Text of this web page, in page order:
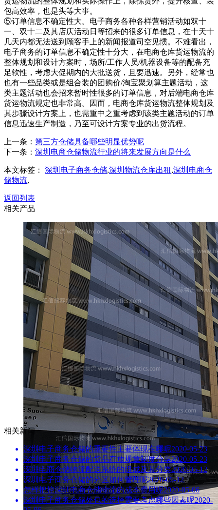
包高效率，也是头等大事。
⑤订单信息不确定性大。电子商务各种各样营销活动如双十
一、双十二及其店庆活动日等招来的很多订单信息，在十天十
几天内都无法送到顾客手上的新闻报道司空见惯。不难看出，
电子商务的订单信息不确定性十分大，在电商仓库货运物流的
整体规划和设计方案时，场所/工作人员/机器设备等的配备充
足软性，考虑大促期内的大批送货，且要迅速。另外，经常也
也有一些品类或是组合装的团购价/淘宝聚划算主题活动，这
类主题活动也会招来暂时性很多的订单信息，对后端电商仓库
货运物流规定也非常高。因而，电商仓库货运物流整体规划及
其步骤设计方案上，也需重中之重考虑到该类主题活动的订单
信息迅速生产制造，乃至可设计方案专业的出货流程。
上一条： 第三方仓储具备哪些明显优势呢
下一条： 深圳电商仓储物流行业的将来发展方向是什么
本文标签： 深圳电子商务仓储,深圳物流仓库出租 ,深圳电商仓
储物流,
返回列表
相关产品
相关新闻
深圳电子商务仓储的重要性主要体现在哪呢2020-05-23
深圳电子商务仓储的货品存放规章制度分享2020-05-23
深圳电商仓储物流配送系统的组成及其分类2020-05-12
深圳电子商务仓储的分区如何管理呢2020-05-12
怎样把控深圳电商仓储物流的成本费用呢2020-05-06
深圳电子商务仓储外包的选择需要考虑哪些因素呢2020-